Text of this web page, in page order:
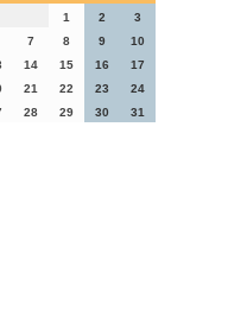
1
2
3
7 8 9
10
14 15 16
17
21 22 23
24
28 29 30 31